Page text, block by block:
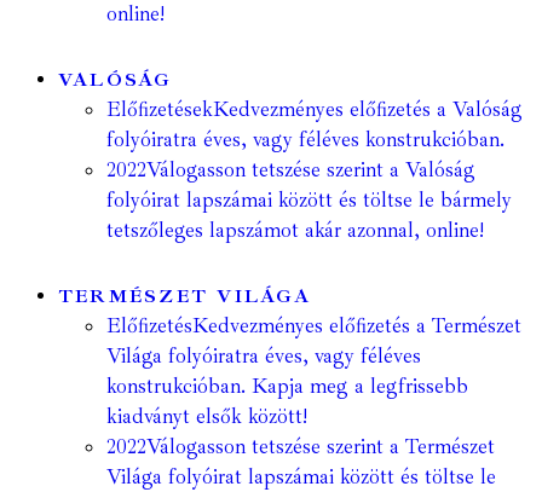
online!
VALÓSÁG
ElőfizetésekKedvezményes előfizetés a Valóság
folyóiratra éves, vagy féléves konstrukcióban.
2022Válogasson tetszése szerint a Valóság
folyóirat lapszámai között és töltse le bármely
tetszőleges lapszámot akár azonnal, online!
TERMÉSZET VILÁGA
ElőfizetésKedvezményes előfizetés a Természet
Világa folyóiratra éves, vagy féléves
konstrukcióban. Kapja meg a legfrissebb
kiadványt elsők között!
2022Válogasson tetszése szerint a Természet
Világa folyóirat lapszámai között és töltse le